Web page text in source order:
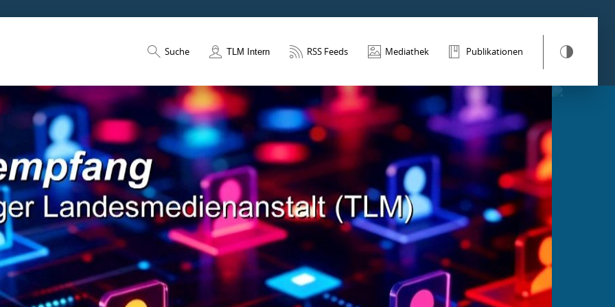
Suche TLM Intern RSS Feeds Mediathek Publikationen